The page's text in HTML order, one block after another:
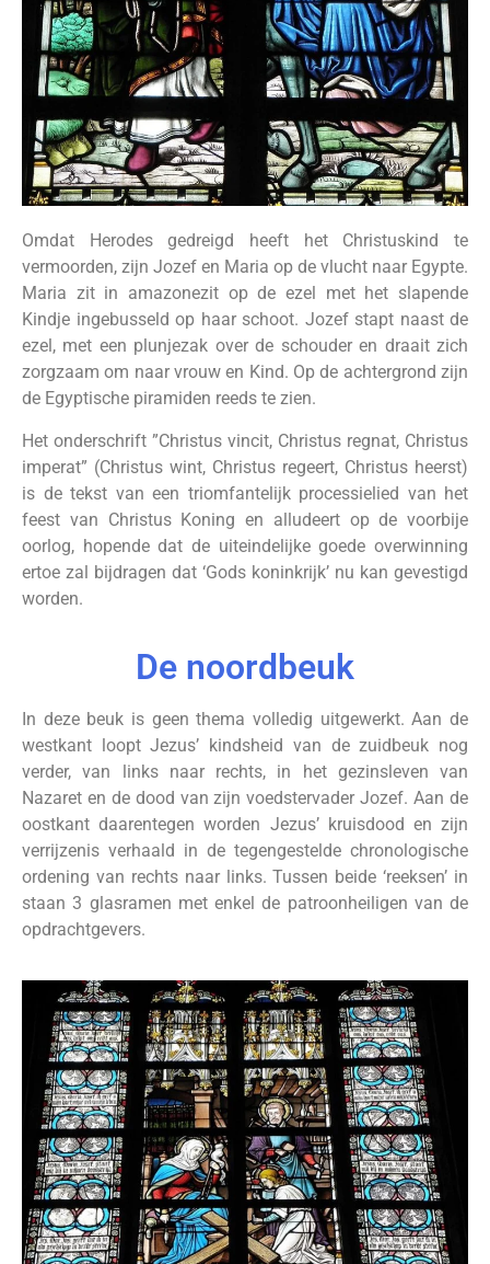
Omdat Herodes gedreigd heeft het Christuskind te
vermoorden, zijn Jozef en Maria op de vlucht naar Egypte.
Maria zit in amazonezit op de ezel met het slapende
Kindje ingebusseld op haar schoot. Jozef stapt naast de
ezel, met een plunjezak over de schouder en draait zich
zorgzaam om naar vrouw en Kind. Op de achtergrond zijn
de Egyptische piramiden reeds te zien.
Het onderschrift ”Christus vincit, Christus regnat, Christus
imperat” (Christus wint, Christus regeert, Christus heerst)
is de tekst van een triomfantelijk processielied van het
feest van Christus Koning en alludeert op de voorbije
oorlog, hopende dat de uiteindelijke goede overwinning
ertoe zal bijdragen dat ‘Gods koninkrijk’ nu kan gevestigd
worden.
De noordbeuk
In deze beuk is geen thema volledig uitgewerkt. Aan de
westkant loopt Jezus’ kindsheid van de zuidbeuk nog
verder, van links naar rechts, in het gezinsleven van
Nazaret en de dood van zijn voedstervader Jozef. Aan de
oostkant daarentegen worden Jezus’ kruisdood en zijn
verrijzenis verhaald in de tegengestelde chronologische
ordening van rechts naar links. Tussen beide ‘reeksen’ in
staan 3 glasramen met enkel de patroonheiligen van de
opdrachtgevers.